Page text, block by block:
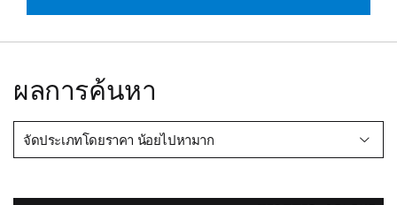
ผลการค้นหา
จัดประเภทโดยราคา น้อยไปหามาก